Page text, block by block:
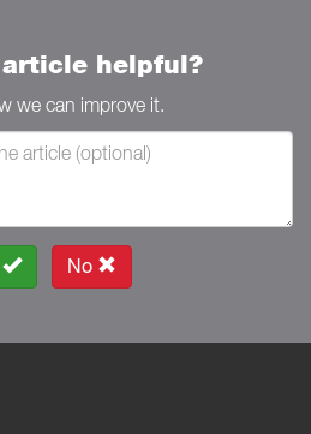
helpful?
we can improve it.
No